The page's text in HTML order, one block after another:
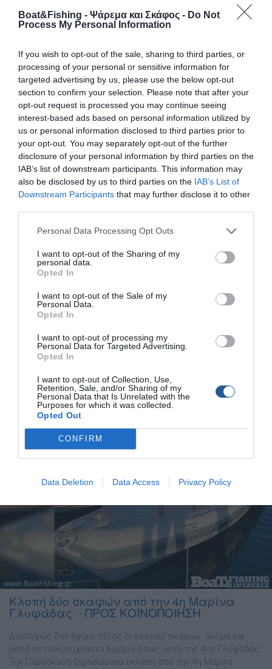
Boat&Fishing - Ψάρεμα και Σκάφος - Do Not
Process My Personal Information
If you wish to opt-out of the sale, sharing to third parties, or
processing of your personal or sensitive information for
targeted advertising by us, please use the below opt-out
section to confirm your selection. Please note that after your
opt-out request is processed you may continue seeing
interest-based ads based on personal information utilized by
us or personal information disclosed to third parties prior to
your opt-out. You may separately opt-out of the further
disclosure of your personal information by third parties on the
IAB’s list of downstream participants. This information may
also be disclosed by us to third parties on the IAB’s List of
Downstream Participants that may further disclose it to other
Personal Data Processing Opt Outs
I want to opt-out of the Sharing of my
personal data.
Opted In
I want to opt-out of the Sale of my
Personal Data.
Opted In
I want to opt-out of processing my
Personal Data for Targeted Advertising.
Opted In
I want to opt-out of Collection, Use,
Retention, Sale, and/or Sharing of my
Personal Data that Is Unrelated with the
Purposes for which it was collected.
Opted Out
CONFIRM
Data Deletion Data Access Privacy Policy
Κλοπή βάρκας από την περιοχή Κινέτας
Εκλάπη βάρκα με εξωλέμβια Yamaha 30hp τετράχρονη χτες
περιοχή Κινέτας. Η βάρκα βρισκόταν σε ρεμέντζο στη
θάλασσα, έξω από το κάμπινγκ Γλάρος. Παρακαλείται όποιος
είδε κάτι να ειδοποιήσει άμεσα τις αρχές.
Μαρίνα Γλυφάδας
Πρόκειται για το δεύτερο σκάφος για το οποίο είχαμε γράψει
σχετικά, μαζί με το φουσκωτό Novamarine 6,5 μέτρα με
μηχανή Yamaha 115 hp την προχτές 30 Ιουνίου. Μιλήσαμε με
τον ιδιοκτήτη του πολυεστερικού σκάφους ο οποίος
Ιουνίου 2020 από την θέση που ελλιμενιζόταν στη 4η Μαρίνα
Γλυφάδας. Το σκάφος είναι […]
Κλοπή δύο σκαφών από την 4η Μαρίνα
Γλυφάδας - ΠΡΟΣ ΚΟΙΝΟΠΟΙΗΣΗ
Δυστυχώς δεν έχουν τέλος οι κλοπές σκαφών, ακόμα και
μέσα σε πολυσύχναστα λιμάνια όπως αυτό της 4ης Γλυφάδας.
Την Παρασκευή ξημερώματα εκλάπη από την 4η Μαρίνα